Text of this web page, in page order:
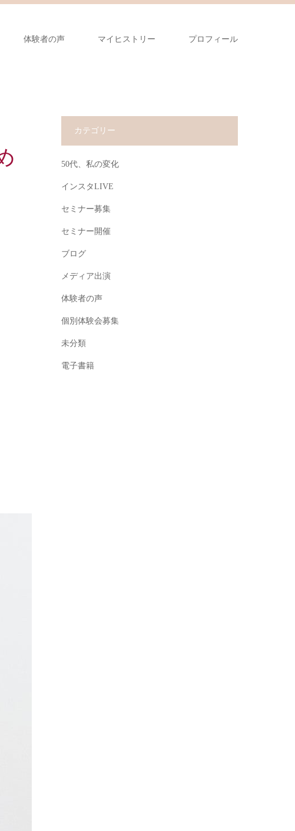
体験者の声 マイヒストリー プロフィール
カテゴリー
50代、私の変化
インスタLIVE
セミナー募集
セミナー開催
ブログ
メディア出演
体験者の声
個別体験会募集
未分類
電子書籍